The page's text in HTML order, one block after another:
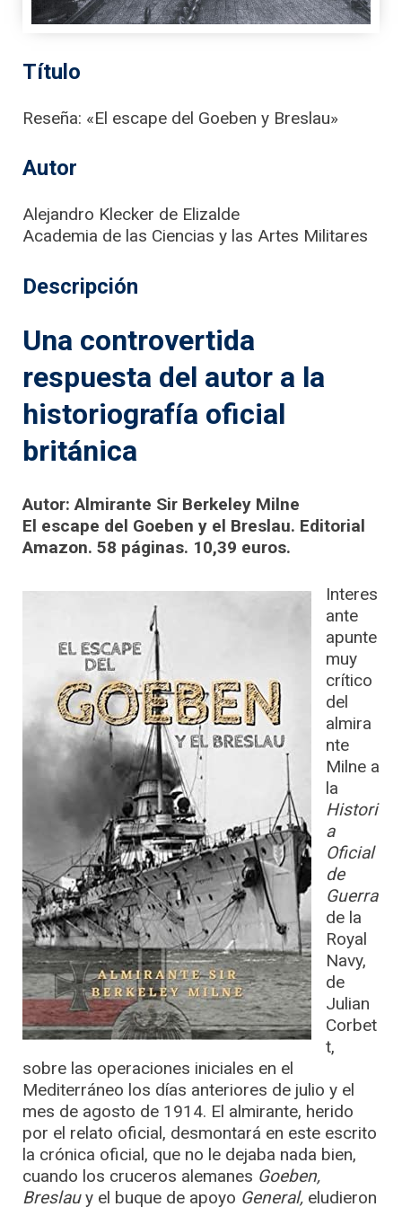
Título
Reseña: «El escape del Goeben y Breslau»
Autor
Alejandro Klecker de Elizalde
Academia de las Ciencias y las Artes Militares
Descripción
Una controvertida
respuesta del autor a la
historiografía oficial
británica
Autor: Almirante Sir Berkeley Milne
El escape del Goeben y el Breslau. Editorial
Amazon. 58 páginas. 10,39 euros.
Interes
ante
apunte
muy
crítico
del
almira
nte
Milne a
la
Histori
a
Oficial
de
Guerra
de la
Royal
Navy,
de
Julian
Corbet
t,
sobre las operaciones iniciales en el
Mediterráneo los días anteriores de julio y el
mes de agosto de 1914. El almirante, herido
por el relato oficial, desmontará en este escrito
la crónica oficial, que no le dejaba nada bien,
cuando los cruceros alemanes Goeben,
Breslauy el buque de apoyo General, eludieron